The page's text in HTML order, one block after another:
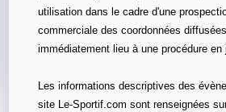
utilisation dans le cadre d'une
commerciale des coordonnées
immédiatement lieu à une procédure en
Les informations descriptives des
site Le-Sportif.com sont renseignées